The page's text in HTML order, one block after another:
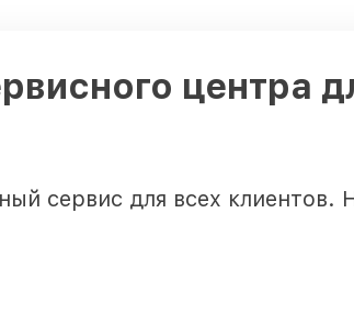
центра
сервис для всех клиентов.